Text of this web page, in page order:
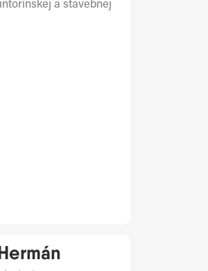
a stavebnej